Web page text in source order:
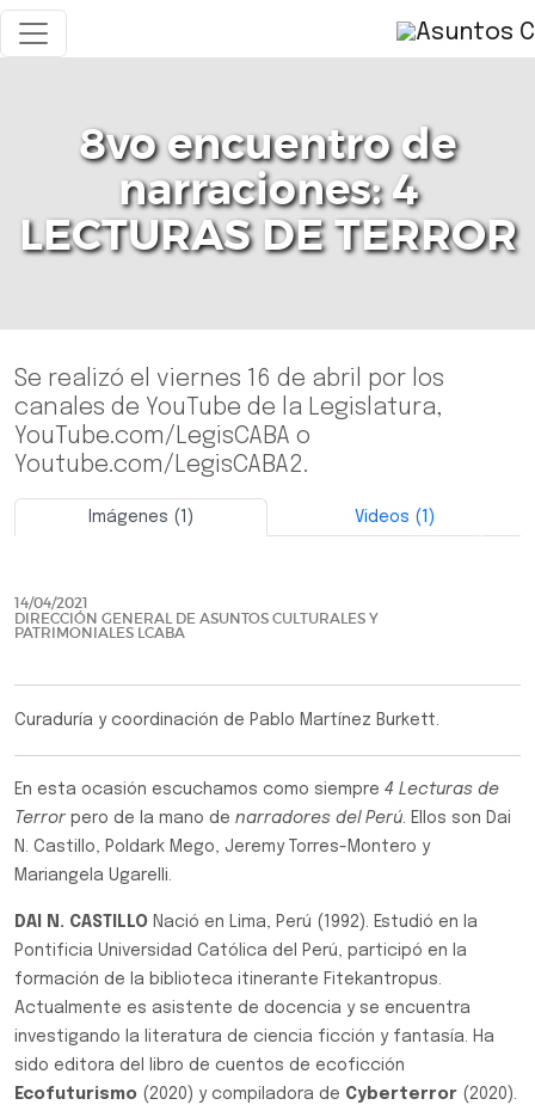
8vo encuentro de
narraciones: 4
LECTURAS DE TERROR
Se realizó el viernes 16 de abril por los
canales de YouTube de la Legislatura,
YouTube.com/LegisCABA o
Youtube.com/LegisCABA2.
Imágenes (1) Videos (1)
14/04/2021
DIRECCIÓN GENERAL DE ASUNTOS CULTURALES Y
PATRIMONIALES LCABA
Curaduría y coordinación de Pablo Martínez Burkett.
En esta ocasión escuchamos como siempre 4 Lecturas de
Terror pero de la mano de narradores del Perú. Ellos son Dai
N. Castillo, Poldark Mego, Jeremy Torres-Montero y
Mariangela Ugarelli.
DAI N. CASTILLO Nació en Lima, Perú (1992). Estudió en la
Pontificia Universidad Católica del Perú, participó en la
formación de la biblioteca itinerante Fitekantropus.
Actualmente es asistente de docencia y se encuentra
investigando la literatura de ciencia ficción y fantasía. Ha
sido editora del libro de cuentos de ecoficción
Ecofuturismo (2020) y compiladora de Cyberterror (2020).